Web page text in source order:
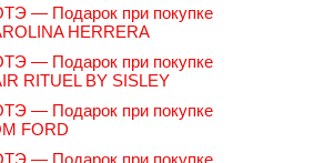
— Подарок при покупке
HERRERA
— Подарок при покупке
RITUEL BY SISLEY
— Подарок при покупке
FORD